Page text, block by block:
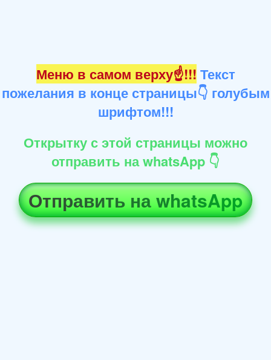
Меню в самом верху☝!!! Текст
пожелания в конце страницы👇 голубым
шрифтом!!!
Открытку с этой страницы можно
отправить на whatsApp 👇
Отправить на whatsApp